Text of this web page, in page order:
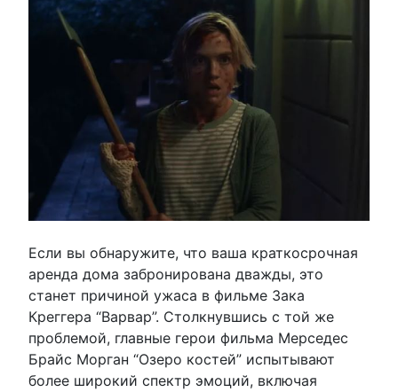
Если вы обнаружите, что ваша краткосрочная
аренда дома забронирована дважды, это
станет причиной ужаса в фильме Зака
Креггера “Варвар”. Столкнувшись с той же
проблемой, главные герои фильма Мерседес
Брайс Морган “Озеро костей” испытывают
более широкий спектр эмоций, включая